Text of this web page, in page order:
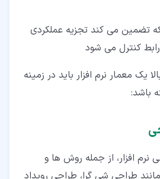
تضمین می کند تجزیه عملکردی
کنترل می شود
یک معمار نرم افزار باید در زمینه
باشد:
افزار، از جمله روش ها و
طراحی شی گرا، طراحی رویداد